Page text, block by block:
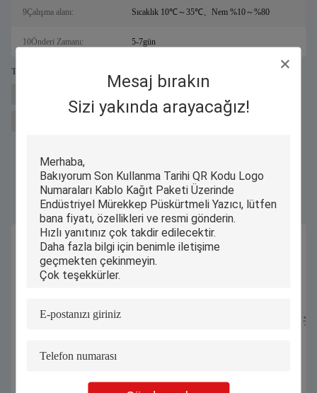
Mesaj bırakın
Sizi yakında arayacağız!
9Çalışma alanı: Sıcaklık 10℃～35℃、Nem %10～%80
10Önderi Zamanı: 5-7gün
Tags:
Benzer Ürünler